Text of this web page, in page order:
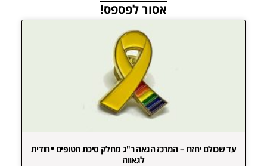
אסור לפספס!
עד שכולם יחזרו – המרכז הגאה ר"ג מחלק סיכת חטופים ייחודית
לגאווה